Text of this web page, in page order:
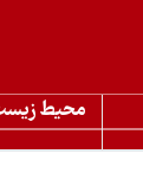
محیط